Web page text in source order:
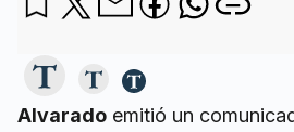
Alvarado emitió un